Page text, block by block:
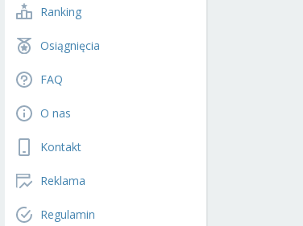
Ranking
Osiągnięcia
FAQ
O nas
Kontakt
Reklama
Regulamin